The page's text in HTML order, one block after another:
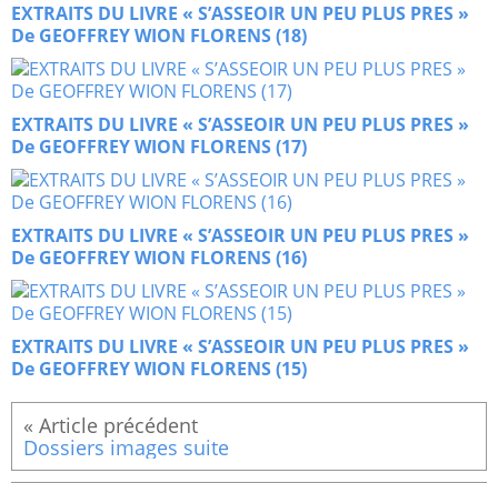
EXTRAITS DU LIVRE « S’ASSEOIR UN PEU PLUS PRES »
De GEOFFREY WION FLORENS (18)
EXTRAITS DU LIVRE « S’ASSEOIR UN PEU PLUS PRES »
De GEOFFREY WION FLORENS (17)
EXTRAITS DU LIVRE « S’ASSEOIR UN PEU PLUS PRES »
De GEOFFREY WION FLORENS (16)
EXTRAITS DU LIVRE « S’ASSEOIR UN PEU PLUS PRES »
De GEOFFREY WION FLORENS (15)
Dossiers images suite